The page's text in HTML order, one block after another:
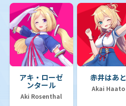
アキ・ローゼ
ンタール
Aki Rosenthal
赤井はあと
Akai Haato